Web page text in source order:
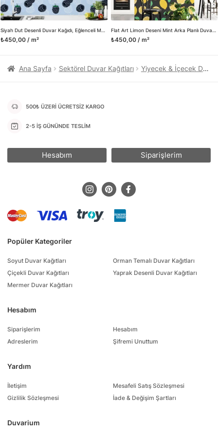
Siyah Dut Desenli Duvar Kağıdı, Eğlenceli Mavi Üzerinde Dutlar 3D Duvar Kağıdı
₺450,00 / m²
Flat Art Limon Deseni Mint Arka Planlı Duvar Kağıdı, Canlı Limon Bahçesi 3D Duvar Kağıdı
₺450,00 / m²
Herhangi bir soru ya da sorununuz olursa bizimle iletişime
geçebilirsiniz.
Ana Sayfa Sektörel Duvar Kağıtları Yiyecek & İçecek Duvar Kağıtları
Duvarium
Popüler Kategoriler
Soyut Duvar Kağıtları
Çiçekli Duvar Kağıtları
Mermer Duvar Kağıtları
Orman Temalı Duvar Kağıtları
Yaprak Desenli Duvar Kağıtları
Hesabım
Siparişlerim
Adreslerim
Hesabım
Şifremi Unuttum
Yardım
İletişim
Gizlilik Sözleşmesi
Mesafeli Satış Sözleşmesi
İade & Değişim Şartları
500₺ ÜZERİ ÜCRETSİZ KARGO
2-5 İŞ GÜNÜNDE TESLİM
Hesabım Siparişlerim